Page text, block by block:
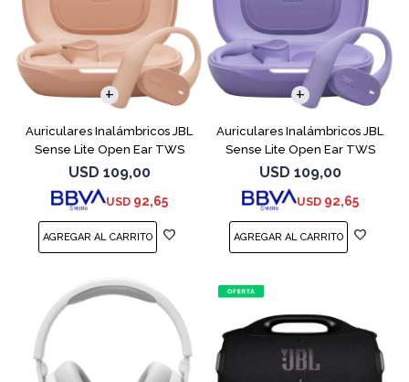
Auriculares Inalámbricos JBL
Sense Lite Open Ear TWS
Beige
USD 109,00
USD 92,65
Auriculares Inalámbricos JBL
Sense Lite Open Ear TWS
Purple
USD 109,00
USD 92,65